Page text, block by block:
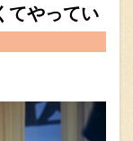
てやってい